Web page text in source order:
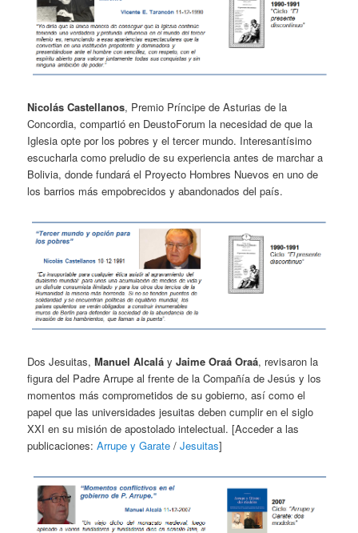
Nicolás Castellanos, Premio Príncipe de Asturias de la
Concordia, compartió en DeustoForum la necesidad de que la
Iglesia opte por los pobres y el tercer mundo. Interesantísimo
escucharla como preludio de su experiencia antes de marchar a
Bolivia, donde fundará el Proyecto Hombres Nuevos en uno de
los barrios más empobrecidos y abandonados del país.
Dos Jesuitas,Manuel Alcalá yJaime Oraá Oraá, revisaron la
figura del Padre Arrupe al frente de la Compañía de Jesús y los
momentos más comprometidos de su gobierno, así como el
papel que las universidades jesuitas deben cumplir en el siglo
XXI en su misión de apostolado intelectual. [Acceder a las
publicaciones:Arrupe y Garate /Jesuitas]